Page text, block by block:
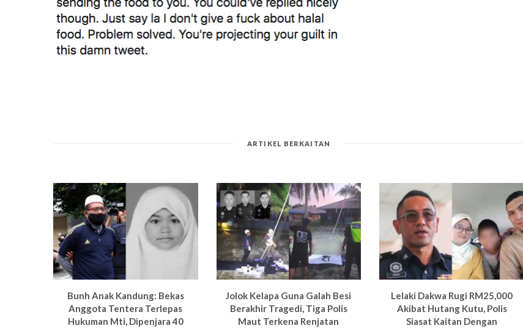
ARTIKEL BERKAITAN
Bunh Anak Kandung: Bekas
Anggota Tentera Terlepas
Hukuman Mti, Dipenjara 40
Jolok Kelapa Guna Galah Besi
Berakhir Tragedi, Tiga Polis
Maut Terkena Renjatan
Lelaki Dakwa Rugi RM25,000
Akibat Hutang Kutu, Polis
Siasat Kaitan Dengan